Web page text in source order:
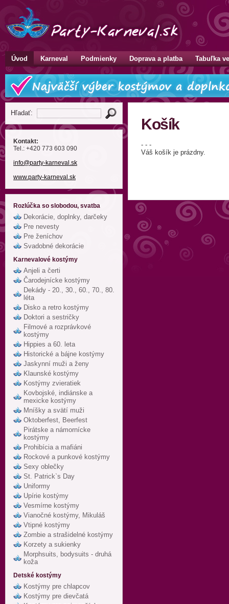
Úvod Karneval Podmienky Doprava a platba Tabuľka
Hľadať:
Kontakt:
Tel.: +420 773 603 090
info@party-karneval .sk
www.party-karneval.sk
Rozlúčka so slobodou, svatba
Dekorácie, doplnky, darčeky
Pre nevesty
Pre ženíchov
Svadobné dekorácie
Karnevalové kostýmy
Anjeli a čerti
Čarodejnícke kostýmy
Dekády - 20., 30., 60., 70., 80.
léta
Disko a retro kostýmy
Doktori a sestričky
Filmové a rozprávkové
kostýmy
Hippies a 60. leta
Historické a bájne kostýmy
Jaskynní muži a ženy
Klaunské kostýmy
Kostýmy zvieratiek
Kovbojské, indiánske a
mexicke kostýmy
Mníšky a svätí muži
Oktoberfest, Beerfest
Pirátske a námornícke
kostýmy
Prohibícia a mafiáni
Rockové a punkové kostýmy
Sexy oblečky
St. Patrick`s Day
Uniformy
Upírie kostýmy
Vesmírne kostýmy
Vianočné kostýmy, Mikuláš
Vtipné kostýmy
Zombie a strašidelné kostýmy
Korzety a sukienky
Morphsuits, bodysuits - druhá
koža
Detské kostýmy
Kostýmy pre chlapcov
Kostýmy pre dievčatá
Košík
- - -
Váš košík je prázdny.